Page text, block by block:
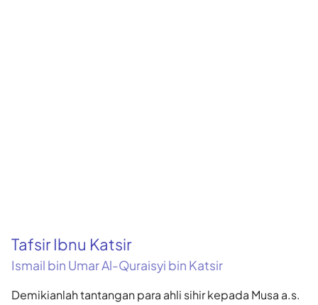
Tafsir Ibnu Katsir
Ismail bin Umar Al-Quraisyi bin Katsir
Demikianlah tantangan para ahli sihir kepada Musa a.s.